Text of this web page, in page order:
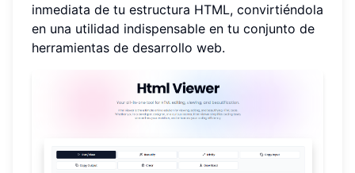
inmediata de tu estructura HTML, convirtiéndola
en una utilidad indispensable en tu conjunto de
herramientas de desarrollo web.